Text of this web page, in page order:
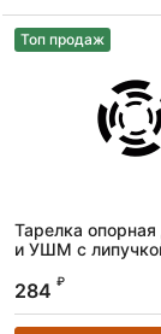
Топ продаж
Тарелка
и УШМ с
М14 на d8 Denzel
Артикул: 76251
284 ₽